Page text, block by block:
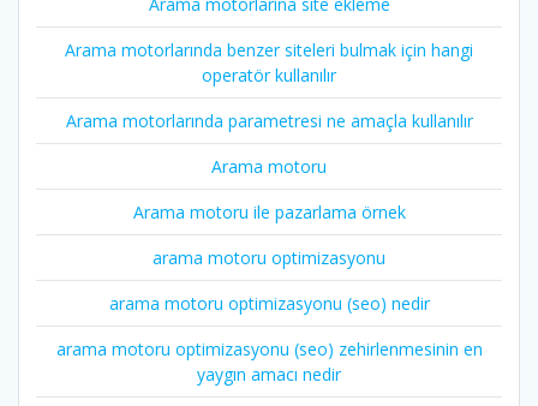
Arama motorlarında benzer siteleri bulmak için hangi
operatör kullanılır
Arama motorlarında parametresi ne amaçla kullanılır
Arama motoru
Arama motoru ile pazarlama örnek
arama motoru optimizasyonu
arama motoru optimizasyonu (seo) nedir
arama motoru optimizasyonu (seo) zehirlenmesinin en
yaygın amacı nedir